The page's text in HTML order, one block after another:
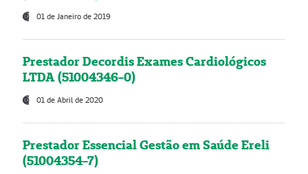
01 de Janeiro de 2019
Prestador Decordis Exames Cardiológicos
LTDA (51004346-0)
01 de Abril de 2020
Prestador Essencial Gestão em Saúde Ereli
(51004354-7)